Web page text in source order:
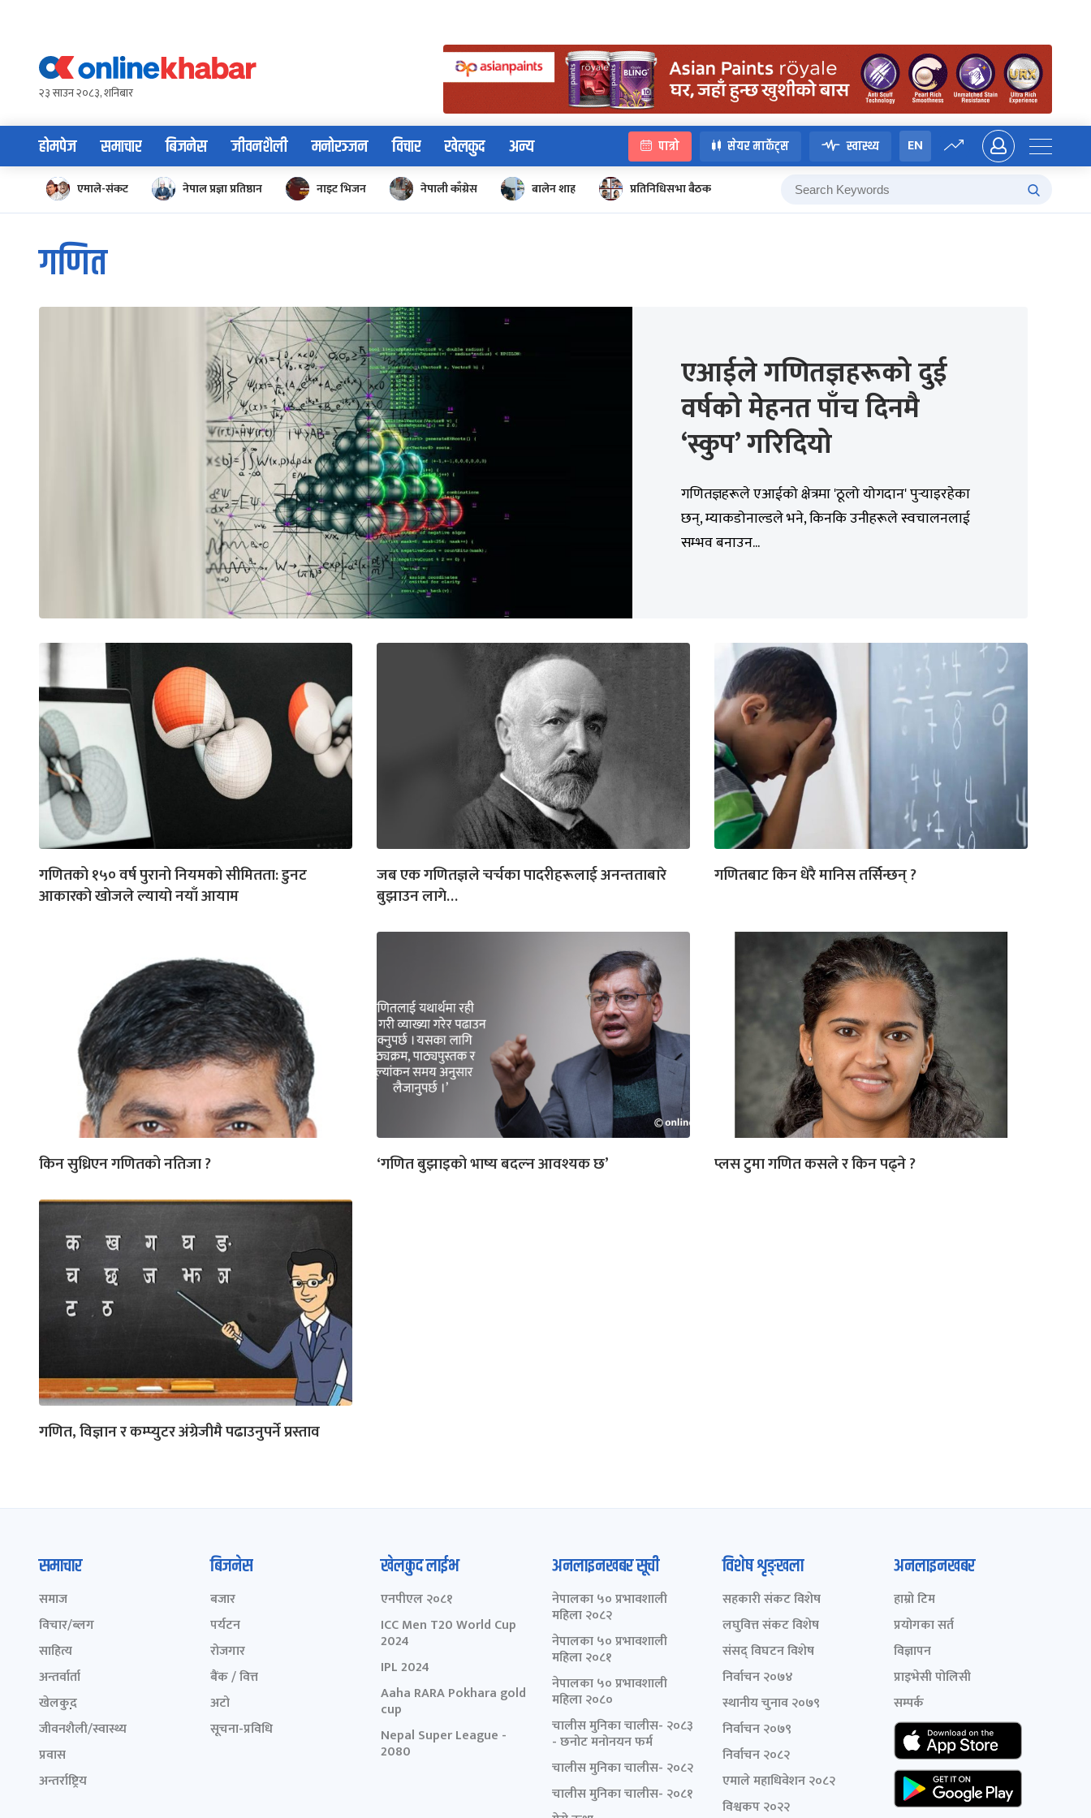
content२३ साउन २०८३, शनिबार
होमपेज समाचार बिजनेस जीवनशैली मनोरञ्जन विचार खेलकुद अन्य पात्रो सेयर मार्केट्स स्वास्थ्य EN
एमाले-संकट नेपाल प्रज्ञा प्रतिष्ठान नाइट भिजन नेपाली काँग्रेस बालेन शाह प्रतिनिधिसभा बैठक
गणित
एआईले गणितज्ञहरूको दुई
वर्षको मेहनत पाँच दिनमै
‘स्कुप’ गरिदियो
गणितज्ञहरूले एआईको क्षेत्रमा 'ठूलो योगदान' पुर्‍याइरहेका
छन्, म्याकडोनाल्डले भने, किनकि उनीहरूले स्वचालनलाई
सम्भव बनाउन...
गणितको १५० वर्ष पुरानो नियमको सीमितता: डुनट
आकारको खोजले ल्यायो नयाँ आयाम
जब एक गणितज्ञले चर्चका पादरीहरूलाई अनन्तताबारे
बुझाउन लागे…
गणितबाट किन धेरै मानिस तर्सिन्छन् ?
किन सुध्रिएन गणितको नतिजा ? ‘गणित बुझाइको भाष्य बदल्न आवश्यक छ’ प्लस टुमा गणित कसले र किन पढ्ने ?
गणित, विज्ञान र कम्प्युटर अंग्रेजीमै पढाउनुपर्ने प्रस्ताव
समाचार
समाज
विचार/ब्लग
साहित्य
अन्तर्वार्ता
खेलकुद़़
जीवनशैली/स्वास्थ्य
प्रवास
अन्तर्राष्ट्रिय
बिजनेस
बजार
पर्यटन
रोजगार
बैंक / वित्त
अटो
सूचना-प्रविधि
खेलकुद लाईभ
एनपीएल २०८१
ICC Men T20 World Cup
2024
IPL 2024
Aaha RARA Pokhara gold
cup
Nepal Super League -
2080
अनलाइनखबर सूची
नेपालका ५० प्रभावशाली
महिला २०८२
नेपालका ५० प्रभावशाली
महिला २०८१
नेपालका ५० प्रभावशाली
महिला २०८०
चालीस मुनिका चालीस- २०८३
- छनोट मनोनयन फर्म
चालीस मुनिका चालीस- २०८२
चालीस मुनिका चालीस- २०८१
विशेष शृङ्खला
सहकारी संकट विशेष
लघुवित्त संकट विशेष
संसद् विघटन विशेष
निर्वाचन २०७४
स्थानीय चुनाव २०७९
निर्वाचन २०७९
निर्वाचन २०८२
एमाले महाधिवेशन २०८२
विश्वकप २०२२
अनलाइनखबर
हाम्रो टिम
प्रयोगका सर्त
विज्ञापन
प्राइभेसी पोलिसी
सम्पर्क